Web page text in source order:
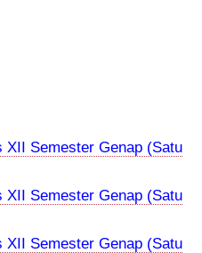
XII Semester Genap (Satu
XII Semester Genap (Satu
XII Semester Genap (Satu